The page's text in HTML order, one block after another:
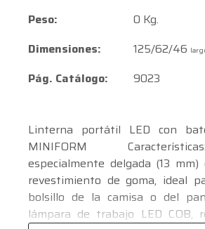
Peso:
0 Kg.
Dimensiones:
125/62/46
Pág. Catálogo: 9023
Linterna portátil LED con
MINIFORM
especialmente delgada (13
revestimiento de goma, ideal
bolsillo de la camisa o del
lámpara de trabajo LED COB,